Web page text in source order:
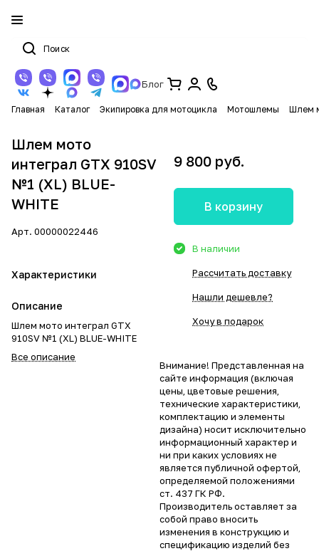
Блог
Главная Каталог Экипировка для мотоцикла Мотошлемы Шлем
Шлем мото
интеграл GTX 910SV
№1 (XL) BLUE-
WHITE
Арт. 00000022446
Характеристики
Описание
Шлем мото интеграл GTX
910SV №1 (XL) BLUE-WHITE
Все описание
9 800 руб.
В корзину
В наличии
Рассчитать доставку
Нашли дешевле?
Хочу в подарок
Внимание! Представленная на
сайте информация (включая
цены, цветовые решения,
технические характеристики,
комплектацию и элементы
дизайна) носит исключительно
информационный характер и
ни при каких условиях не
является публичной офертой,
определяемой положениями
ст. 437 ГК РФ.
Производитель оставляет за
собой право вносить
изменения в конструкцию и
спецификацию изделий без